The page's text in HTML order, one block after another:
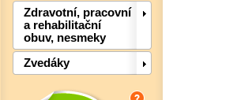
Zdravotní, pracovní
a rehabilitační
obuv, nesmeky
Zvedáky